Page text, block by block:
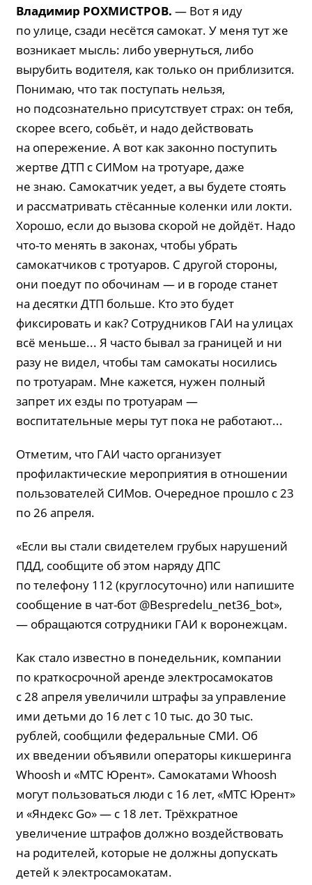
Владимир РОХМИСТРОВ.— Вот я иду
по улице, сзади несётся самокат. У меня тут же
возникает мысль: либо увернуться, либо
вырубить водителя, как только он приблизится.
Понимаю, что так поступать нельзя,
но подсознательно присутствует страх: он тебя,
скорее всего, собьёт, и надо действовать
на опережение. А вот как законно поступить
жертве ДТП с СИМом на тротуаре, даже
не знаю. Самокатчик уедет, а вы будете стоять
и рассматривать стёсанные коленки или локти.
Хорошо, если до вызова скорой не дойдёт. Надо
что-то менять в законах, чтобы убрать
самокатчиков с тротуаров. С другой стороны,
они поедут по обочинам — и в городе станет
на десятки ДТП больше. Кто это будет
фиксировать и как? Сотрудников ГАИ на улицах
всё меньше... Я часто бывал за границей и ни
разу не видел, чтобы там самокаты носились
по тротуарам. Мне кажется, нужен полный
запрет их езды по тротуарам —
воспитательные меры тут пока не работают...
Отметим, что ГАИ часто организует
профилактические мероприятия в отношении
пользователей СИМов. Очередное прошло с 23
по 26 апреля.
«Если вы стали свидетелем грубых нарушений
ПДД, сообщите об этом наряду ДПС
по телефону 112 (круглосуточно) или напишите
сообщение в чат-бот @Bespredelu_net36_bot»,
— обращаются сотрудники ГАИ к воронежцам.
Как стало известно в понедельник, компании
по краткосрочной аренде электросамокатов
с 28 апреля увеличили штрафы за управление
ими детьми до 16 лет с 10 тыс. до 30 тыс.
рублей, сообщили федеральные СМИ. Об
их введении объявили операторы кикшеринга
Whoosh и «МТС Юрент». Самокатами Whoosh
могут пользоваться люди c 16 лет, «МТС Юрент»
и «Яндекс Go» — с 18 лет. Трёхкратное
увеличение штрафов должно воздействовать
на родителей, которые не должны допускать
детей к электросамокатам.